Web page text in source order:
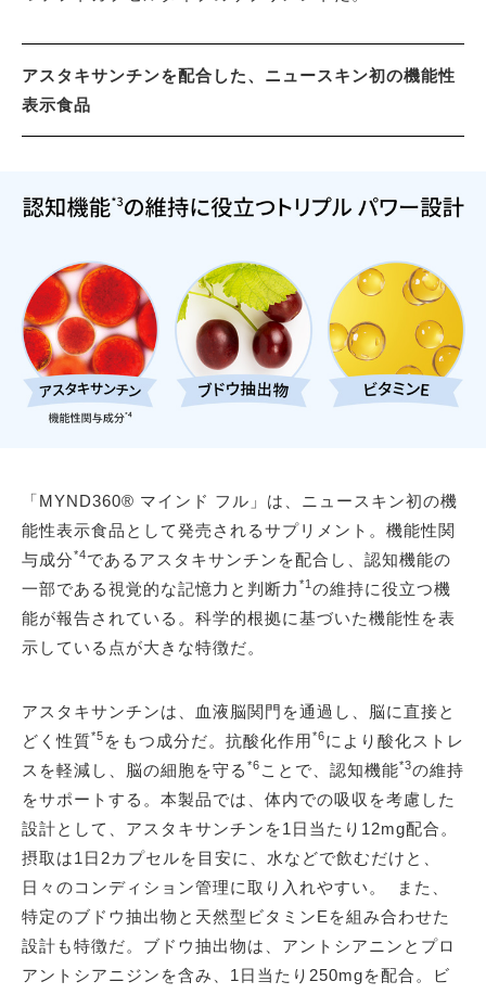
アスタキサンチンを配合した、ニュースキン初の機能性
表示食品
「MYND360® マインド フル」は、ニュースキン初の機
能性表示食品として発売されるサプリメント。機能性関
与成分*4であるアスタキサンチンを配合し、認知機能の
一部である視覚的な記憶力と判断力 *1 の維持に役立つ機
能が報告されている。科学的根拠に基づいた機能性を表
示している点が大きな特徴だ。
アスタキサンチンは、血液脳関門を通過し、脳に直接と
どく性質*5 をもつ成分だ。抗酸化作用*6により酸化ストレ
スを軽減し、脳の細胞を守る *6 ことで、認知機能*3の維持
をサポートする。本製品では、体内での吸収を考慮した
設計として、アスタキサンチンを1日当たり12mg配合。
摂取は1日2カプセルを目安に、水などで飲むだけと、
日々のコンディション管理に取り入れやすい。 また、
特定のブドウ抽出物と天然型ビタミンEを組み合わせた
設計も特徴だ。ブドウ抽出物は、アントシアニンとプロ
アントシアニジンを含み、1日当たり250mgを配合。ビ